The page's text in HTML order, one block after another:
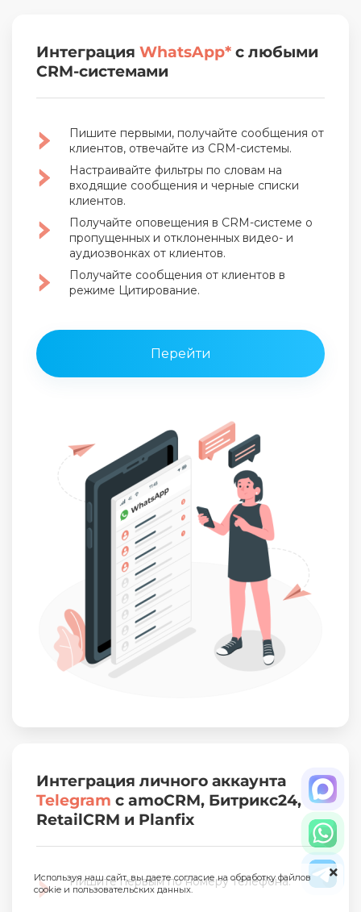
Интеграция WhatsApp* с любыми
CRM-системами
Пишите первыми, получайте сообщения от
клиентов, отвечайте из CRM-системы.
Настраивайте фильтры по словам на
входящие сообщения и черные списки
клиентов.
Получайте оповещения в CRM-системе о
пропущенных и отклоненных видео- и
аудиозвонках от клиентов.
Получайте сообщения от клиентов в
режиме Цитирование.
Перейти
Интеграция личного аккаунта
Telegram с amoCRM, Битрикс24,
RetailCRM и Planfix
Пишите первым по номеру телефона.
Используя наш сайт, вы даете согласие на обработку файлов
cookie и пользовательских данных.